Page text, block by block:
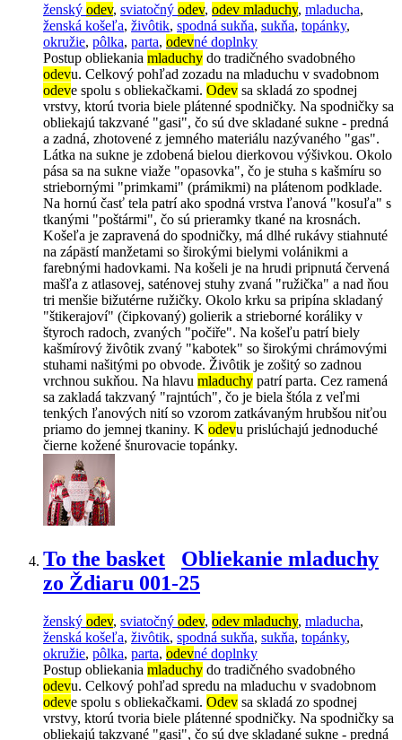
ženský odev, sviatočný odev, odev mladuchy, mladucha,
ženská košeľa, živôtik, spodná sukňa, sukňa, topánky,
okružie, pôlka, parta, odevné doplnky
Postup obliekania mladuchy do tradičného svadobného
odevu. Celkový pohľad zozadu na mladuchu v svadobnom
odeve spolu s obliekačkami. Odev sa skladá zo spodnej
vrstvy, ktorú tvoria biele plátenné spodničky. Na spodničky sa
obliekajú takzvané "gasi", čo sú dve skladané sukne - predná
a zadná, zhotovené z jemného materiálu nazývaného "gas".
Látka na sukne je zdobená bielou dierkovou výšivkou. Okolo
pása sa na sukne viaže "opasovka", čo je stuha s kašmíru so
striebornými "primkami" (prámikmi) na plátenom podklade.
Na hornú časť tela patrí ako spodná vrstva ľanová "kosuľa" s
tkanými "poštármi", čo sú prieramky tkané na krosnách.
Košeľa je zapravená do spodničky, má dlhé rukávy stiahnuté
na zápästí manžetami so širokými bielymi volánikmi a
farebnými hadovkami. Na košeli je na hrudi pripnutá červená
mašľa z atlasovej, saténovej stuhy zvaná "ružička" a nad ňou
tri menšie bižutérne ružičky. Okolo krku sa pripína skladaný
"štikerajoví" (čipkovaný) golierik a strieborné koráliky v
štyroch radoch, zvaných "počiře". Na košeľu patrí biely
kašmírový živôtik zvaný "kabotek" so širokými chrámovými
stuhami našitými po obvode. Živôtik je zošitý so zadnou
vrchnou sukňou. Na hlavu mladuchy patrí parta. Cez ramená
sa zakladá takzvaný "rajntúch", čo je biela štóla z veľmi
tenkých ľanových nití so vzorom zatkávaným hrubšou niťou
priamo do jemnej tkaniny. K odevu prislúchajú jednoduché
čierne kožené šnurovacie topánky.
To the basket
Obliekanie mladuchy
zo Ždiaru 001-25
ženský odev, sviatočný odev, odev mladuchy, mladucha,
ženská košeľa, živôtik, spodná sukňa, sukňa, topánky,
okružie, pôlka, parta, odevné doplnky
Postup obliekania mladuchy do tradičného svadobného
odevu. Celkový pohľad spredu na mladuchu v svadobnom
odeve spolu s obliekačkami. Odev sa skladá zo spodnej
vrstvy, ktorú tvoria biele plátenné spodničky. Na spodničky sa
obliekajú takzvané "gasi", čo sú dve skladané sukne - predná